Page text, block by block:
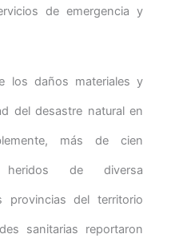
de emergencia y
los daños materiales y
del desastre natural en
más de cien
heridos de diversa
provincias del territorio
sanitarias reportaron